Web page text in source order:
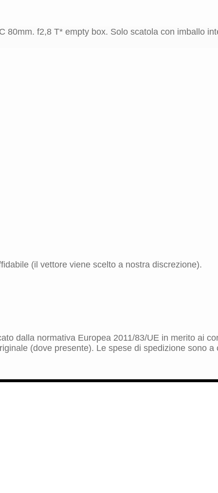
(il vettore viene scelto a nostra discrezione).
dalla normativa Europea 2011/83/UE in merito ai
(dove presente). Le spese di spedizione sono